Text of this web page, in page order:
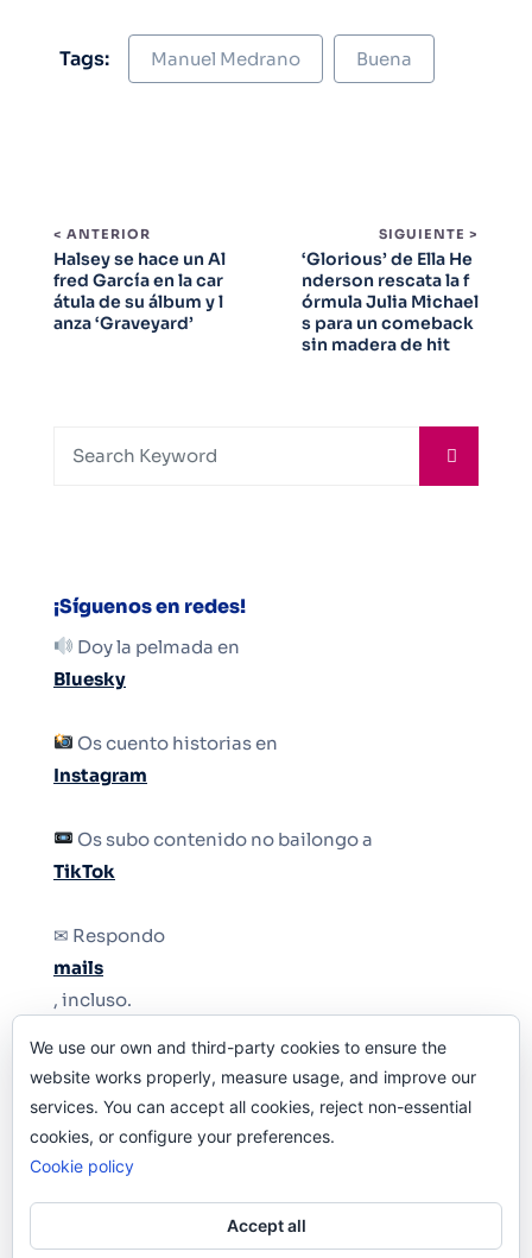
Tags: Manuel Medrano Buena
< ANTERIOR
Halsey se hace un Al
fred García en la car
átula de su álbum y l
anza ‘Graveyard’
SIGUIENTE >
‘Glorious’ de Ella He
nderson rescata la f
órmula Julia Michael
s para un comeback
sin madera de hit
¡Síguenos en redes!
Doy la pelmada en
Bluesky
Os cuento historias en
Instagram
Os subo contenido no bailongo a
TikTok
✉ Respondo
mails
, incluso.
Y si una persona no puede tener teléfono, que
le quiten el teléfono.
We use our own and third-party cookies to ensure the
website works properly, measure usage, and improve our
services. You can accept all cookies, reject non-essential
cookies, or configure your preferences.
Cookie policy
Accept all